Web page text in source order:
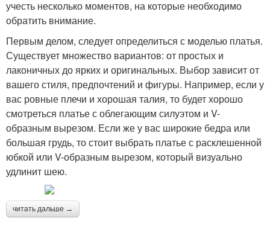
учесть несколько моментов, на которые необходимо
обратить внимание.
Первым делом, следует определиться с моделью платья.
Существует множество вариантов: от простых и
лаконичных до ярких и оригинальных. Выбор зависит от
вашего стиля, предпочтений и фигуры. Например, если у
вас ровные плечи и хорошая талия, то будет хорошо
смотреться платье с облегающим силуэтом и V-
образным вырезом. Если же у вас широкие бедра или
большая грудь, то стоит выбрать платье с расклешенной
юбкой или V-образным вырезом, который визуально
удлинит шею.
читать дальше →